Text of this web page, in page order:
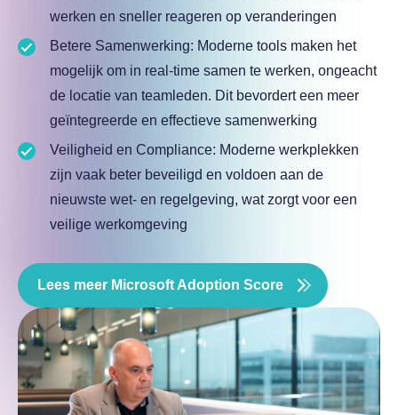
werken en sneller reageren op veranderingen
Betere Samenwerking: Moderne tools maken het
mogelijk om in real-time samen te werken, ongeacht
de locatie van teamleden. Dit bevordert een meer
geïntegreerde en effectieve samenwerking
Veiligheid en Compliance: Moderne werkplekken
zijn vaak beter beveiligd en voldoen aan de
nieuwste wet- en regelgeving, wat zorgt voor een
veilige werkomgeving
Lees meer Microsoft Adoption Score